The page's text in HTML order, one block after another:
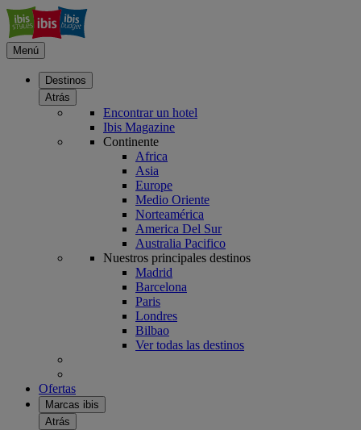
Menú
Destinos
Atrás
Encontrar un hotel
Ibis Magazine
Continente
Africa
Asia
Europe
Medio Oriente
Norteamérica
America Del Sur
Australia Pacifico
Nuestros principales destinos
Madrid
Barcelona
Paris
Londres
Bilbao
Ver todas las destinos
Ofertas
Marcas ibis
Atrás